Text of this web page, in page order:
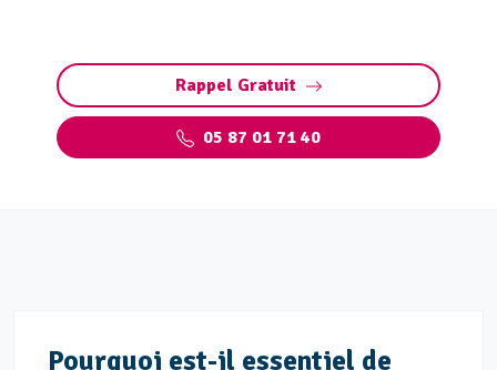
Rappel Gratuit
05 87 01 71 40
Pourquoi est-il essentiel de